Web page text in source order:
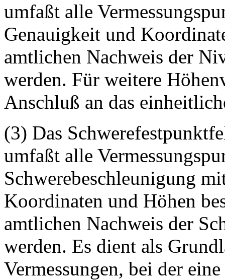
umfaßt alle
Genauigkeit und
amtlichen Nachweis der
werden. Für weitere
Anschluß an das
(3) Das
umfaßt alle
Schwerebeschleunigung
Koordinaten und Höhen
amtlichen Nachweis der
werden. Es dient als
Vermessungen, bei der